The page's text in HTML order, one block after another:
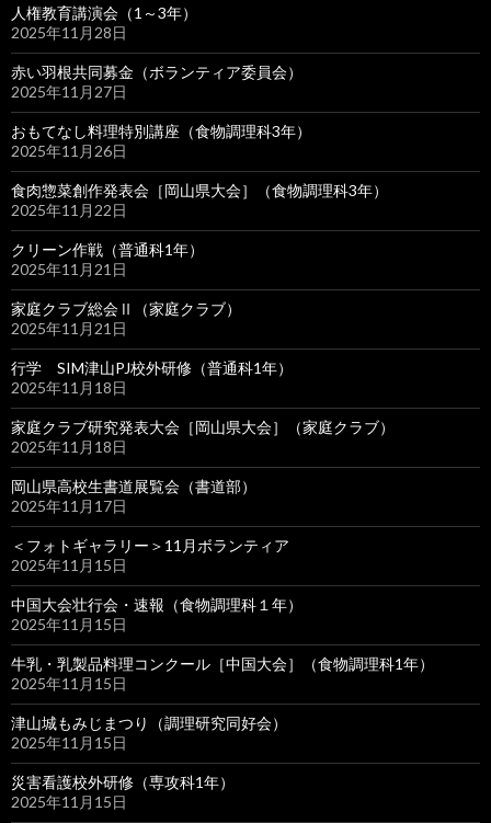
人権教育講演会（1～3年）
2025年11月28日
赤い羽根共同募金（ボランティア委員会）
2025年11月27日
おもてなし料理特別講座（食物調理科3年）
2025年11月26日
食肉惣菜創作発表会［岡山県大会］（食物調理科3年）
2025年11月22日
クリーン作戦（普通科1年）
2025年11月21日
家庭クラブ総会Ⅱ（家庭クラブ）
2025年11月21日
行学 SIM津山PJ校外研修（普通科1年）
2025年11月18日
家庭クラブ研究発表大会［岡山県大会］（家庭クラブ）
2025年11月18日
岡山県高校生書道展覧会（書道部）
2025年11月17日
＜フォトギャラリー＞11月ボランティア
2025年11月15日
中国大会壮行会・速報（食物調理科１年）
2025年11月15日
牛乳・乳製品料理コンクール［中国大会］（食物調理科1年）
2025年11月15日
津山城もみじまつり（調理研究同好会）
2025年11月15日
災害看護校外研修（専攻科1年）
2025年11月15日